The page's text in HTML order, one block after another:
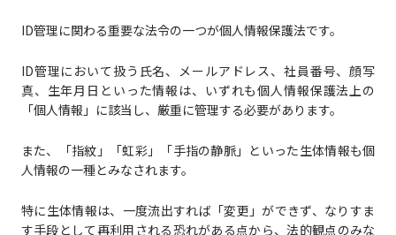
ID管理に関わる重要な法令の一つが個人情報保護法です。
ID管理において扱う氏名、メールアドレス、社員番号、顔写
真、生年月日といった情報は、いずれも個人情報保護法上の
「個人情報」に該当し、厳重に管理する必要があります。
また、「指紋」「虹彩」「手指の静脈」といった生体情報も個
人情報の一種とみなされます。
特に生体情報は、一度流出すれば「変更」ができず、なりすま
す手段として再利用される恐れがある点から、法的観点のみな